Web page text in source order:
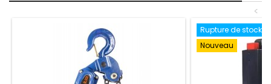
<
Rupture de stock
Nouveau